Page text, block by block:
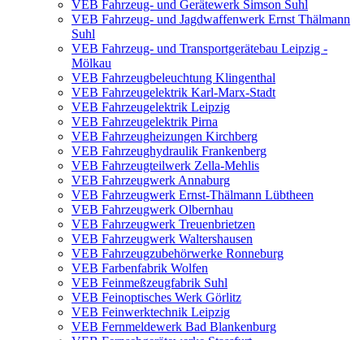
VEB Fahrzeug- und Gerätewerk Simson Suhl
VEB Fahrzeug- und Jagdwaffenwerk Ernst Thälmann
Suhl
VEB Fahrzeug- und Transportgerätebau Leipzig -
Mölkau
VEB Fahrzeugbeleuchtung Klingenthal
VEB Fahrzeugelektrik Karl-Marx-Stadt
VEB Fahrzeugelektrik Leipzig
VEB Fahrzeugelektrik Pirna
VEB Fahrzeugheizungen Kirchberg
VEB Fahrzeughydraulik Frankenberg
VEB Fahrzeugteilwerk Zella-Mehlis
VEB Fahrzeugwerk Annaburg
VEB Fahrzeugwerk Ernst-Thälmann Lübtheen
VEB Fahrzeugwerk Olbernhau
VEB Fahrzeugwerk Treuenbrietzen
VEB Fahrzeugwerk Waltershausen
VEB Fahrzeugzubehörwerke Ronneburg
VEB Farbenfabrik Wolfen
VEB Feinmeßzeugfabrik Suhl
VEB Feinoptisches Werk Görlitz
VEB Feinwerktechnik Leipzig
VEB Fernmeldewerk Bad Blankenburg